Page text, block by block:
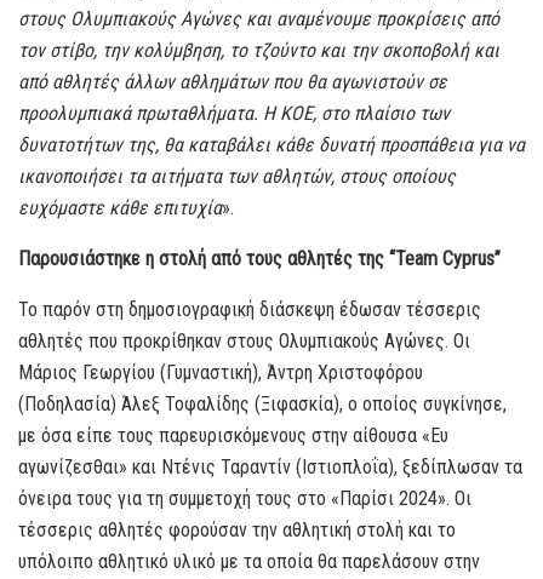
στους Ολυμπιακούς Αγώνες και αναμένουμε προκρίσεις από
τον στίβο, την κολύμβηση, το τζούντο και την σκοποβολή και
από αθλητές άλλων αθλημάτων που θα αγωνιστούν σε
προολυμπιακά πρωταθλήματα. Η ΚΟΕ, στο πλαίσιο των
δυνατοτήτων της, θα καταβάλει κάθε δυνατή προσπάθεια για να
ικανοποιήσει τα αιτήματα των αθλητών, στους οποίους
ευχόμαστε κάθε επιτυχία».
Παρουσιάστηκε η στολή από τους αθλητές της “Team Cyprus”
Το παρόν στη δημοσιογραφική διάσκεψη έδωσαν τέσσερις
αθλητές που προκρίθηκαν στους Ολυμπιακούς Αγώνες. Οι
Μάριος Γεωργίου (Γυμναστική), Άντρη Χριστοφόρου
(Ποδηλασία) Άλεξ Τοφαλίδης (Ξιφασκία), ο οποίος συγκίνησε,
με όσα είπε τους παρευρισκόμενους στην αίθουσα «Ευ
αγωνίζεσθαι» και Ντένις Ταραντίν (Ιστιοπλοΐα), ξεδίπλωσαν τα
όνειρα τους για τη συμμετοχή τους στο «Παρίσι 2024». Οι
τέσσερις αθλητές φορούσαν την αθλητική στολή και το
υπόλοιπο αθλητικό υλικό με τα οποία θα παρελάσουν στην